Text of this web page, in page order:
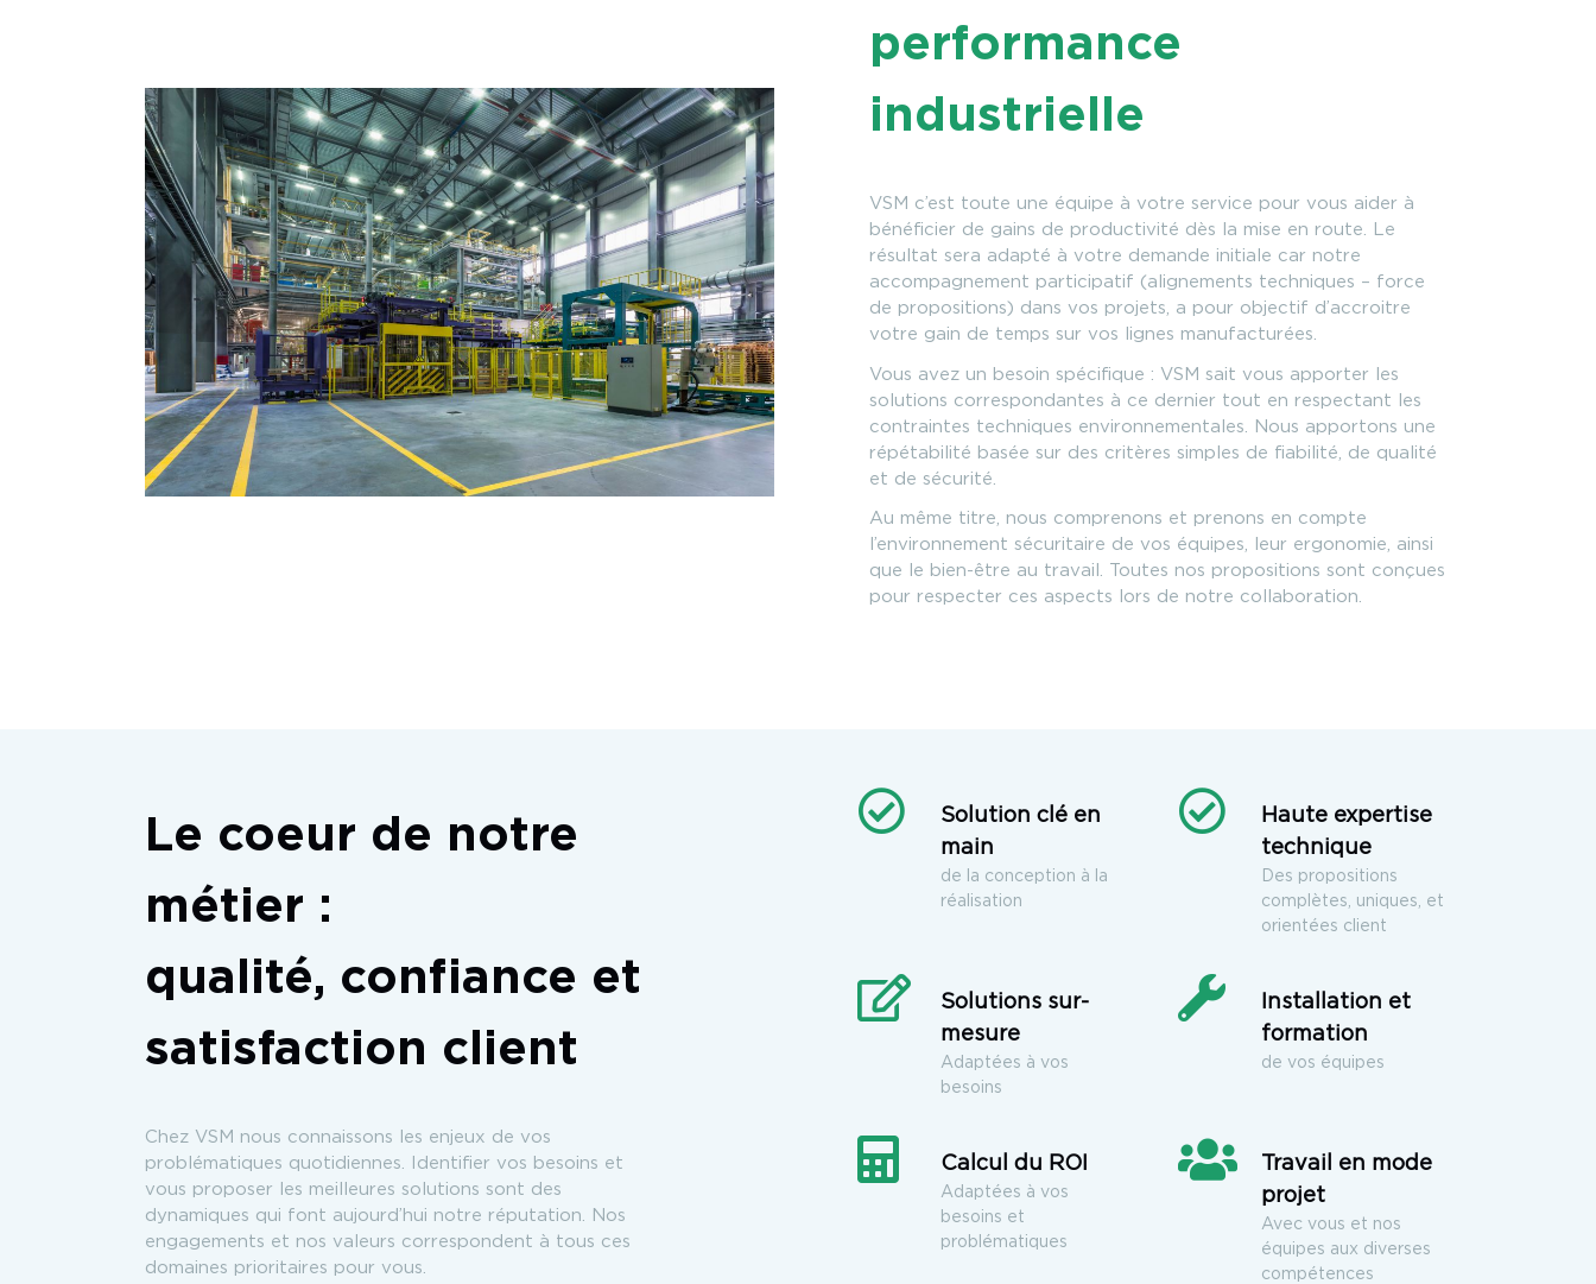
performance
industrielle
VSM c’est toute une équipe à votre service pour vous aider à
bénéficier de gains de productivité dès la mise en route. Le
résultat sera adapté à votre demande initiale car notre
accompagnement participatif (alignements techniques – force
de propositions) dans vos projets, a pour objectif d’accroitre
votre gain de temps sur vos lignes manufacturées.
Vous avez un besoin spécifique : VSM sait vous apporter les
solutions correspondantes à ce dernier tout en respectant les
contraintes techniques environnementales. Nous apportons une
répétabilité basée sur des critères simples de fiabilité, de qualité
et de sécurité.
Au même titre, nous comprenons et prenons en compte
l’environnement sécuritaire de vos équipes, leur ergonomie, ainsi
que le bien-être au travail. Toutes nos propositions sont conçues
pour respecter ces aspects lors de notre collaboration.
Le coeur de notre
métier :
qualité, confiance et
satisfaction client
Chez VSM nous connaissons les enjeux de vos
problématiques quotidiennes. Identifier vos besoins et
vous proposer les meilleures solutions sont des
dynamiques qui font aujourd’hui notre réputation. Nos
engagements et nos valeurs correspondent à tous ces
domaines prioritaires pour vous.
Solution clé en
main
de la conception à la
réalisation
Haute expertise
technique
Des propositions
complètes, uniques, et
orientées client
Solutions sur-
mesure
Adaptées à vos
besoins
Installation et
formation
de vos équipes
Calcul du ROI
Adaptées à vos
besoins et
problématiques
Travail en mode
projet
Avec vous et nos
équipes aux diverses
compétences